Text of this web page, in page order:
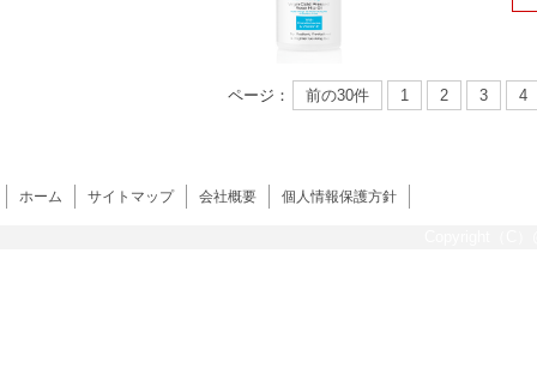
ページ： 前の30件 1 2 3 4
ホーム サイトマップ 会社概要 個人情報保護方針